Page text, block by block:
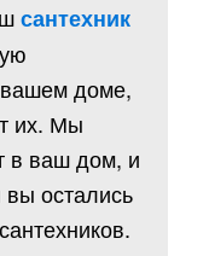
сантехник
вашем доме,
их. Мы
в ваш дом, и
остались